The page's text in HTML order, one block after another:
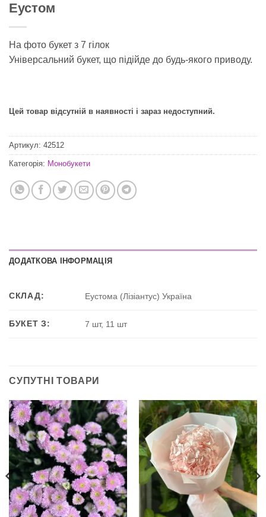
Еустом
На фото букет з 7 гілок
Універсальний букет, що підійде до будь-якого приводу.
Цей товар відсутній в наявності і зараз недоступний.
Артикул: 42512
Категорія: Монобукети
ДОДАТКОВА ІНФОРМАЦІЯ
СКЛАД: Еустома (Лізіантус) Україна
БУКЕТ З: 7 шт, 11 шт
СУПУТНІ ТОВАРИ